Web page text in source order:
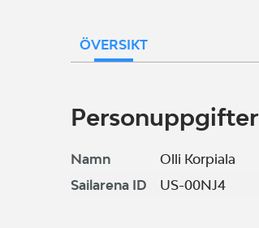
ÖVERSIKT
Personuppgifter
Namn
Olli Korpiala
Sailarena ID
US-00NJ4